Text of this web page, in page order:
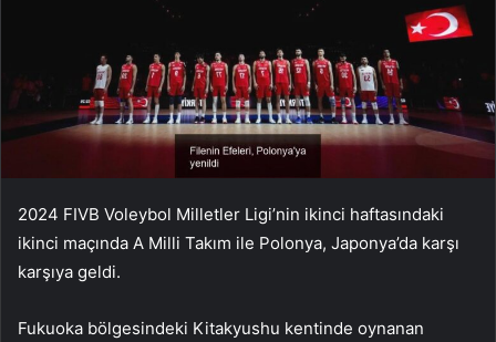
2024 FIVB Voleybol Milletler Ligi’nin ikinci haftasındaki
ikinci maçında A Milli Takım ile Polonya, Japonya’da karşı
karşıya geldi.
Fukuoka bölgesindeki Kitakyushu kentinde oynanan